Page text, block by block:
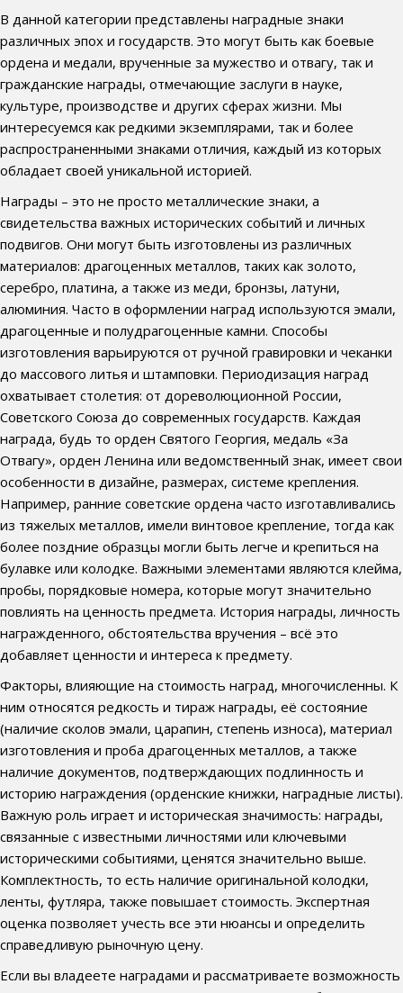
В данной категории представлены наградные знаки
различных эпох и государств. Это могут быть как боевые
ордена и медали, врученные за мужество и отвагу, так и
гражданские награды, отмечающие заслуги в науке,
культуре, производстве и других сферах жизни. Мы
интересуемся как редкими экземплярами, так и более
распространенными знаками отличия, каждый из которых
обладает своей уникальной историей.
Награды – это не просто металлические знаки, а
свидетельства важных исторических событий и личных
подвигов. Они могут быть изготовлены из различных
материалов: драгоценных металлов, таких как золото,
серебро, платина, а также из меди, бронзы, латуни,
алюминия. Часто в оформлении наград используются эмали,
драгоценные и полудрагоценные камни. Способы
изготовления варьируются от ручной гравировки и чеканки
до массового литья и штамповки. Периодизация наград
охватывает столетия: от дореволюционной России,
Советского Союза до современных государств. Каждая
награда, будь то орден Святого Георгия, медаль «За
Отвагу», орден Ленина или ведомственный знак, имеет свои
особенности в дизайне, размерах, системе крепления.
Например, ранние советские ордена часто изготавливались
из тяжелых металлов, имели винтовое крепление, тогда как
более поздние образцы могли быть легче и крепиться на
булавке или колодке. Важными элементами являются клейма,
пробы, порядковые номера, которые могут значительно
повлиять на ценность предмета. История награды, личность
награжденного, обстоятельства вручения – всё это
добавляет ценности и интереса к предмету.
Факторы, влияющие на стоимость наград, многочисленны. К
ним относятся редкость и тираж награды, её состояние
(наличие сколов эмали, царапин, степень износа), материал
изготовления и проба драгоценных металлов, а также
наличие документов, подтверждающих подлинность и
историю награждения (орденские книжки, наградные листы).
Важную роль играет и историческая значимость: награды,
связанные с известными личностями или ключевыми
историческими событиями, ценятся значительно выше.
Комплектность, то есть наличие оригинальной колодки,
ленты, футляра, также повышает стоимость. Экспертная
оценка позволяет учесть все эти нюансы и определить
справедливую рыночную цену.
Если вы владеете наградами и рассматриваете возможность